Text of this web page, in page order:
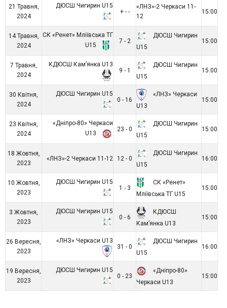
21 Травня,
2024
ДЮСШ Чигирин U15
+ - -
«ЛНЗ»-2 Черкаси 11-
12
15:00
14 Травня,
2024
СК «Ренет» Мліївська ТГ
U15
7 - 2
ДЮСШ Чигирин
U15
15:00
7 Травня,
2024
КДЮСШ Кам’янка U13
9 - 1
ДЮСШ Чигирин
U15
15:00
30 Квітня,
2024
ДЮСШ Чигирин U15
0 - 16
«ЛНЗ» Черкаси
U13
15:00
23 Квітня,
2024
«Дніпро-80» Черкаси
U13
23 - 0
ДЮСШ Чигирин
U15
15:00
18 Жовтня,
2023
«ЛНЗ»-2 Черкаси 11-12 12 - 0
ДЮСШ Чигирин
U15
16:00
10 Жовтня,
2023
ДЮСШ Чигирин U15
1 - 3
СК «Ренет»
Мліївська ТГ U15
15:00
3 Жовтня,
2023
ДЮСШ Чигирин U15
0 - 6
КДЮСШ
Кам’янка U13
15:00
26 Вересня,
2023
«ЛНЗ» Черкаси U13
31 - 0
ДЮСШ Чигирин
U15
16:00
19 Вересня,
2023
ДЮСШ Чигирин U15
0 - 23
«Дніпро-80»
Черкаси U13
15:00